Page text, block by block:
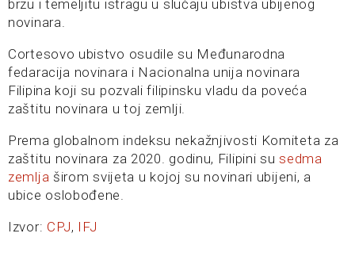
brzu i temeljitu istragu u slučaju ubistva ubijenog
novinara.
Cortesovo ubistvo osudile su Međunarodna
fedaracija novinara i Nacionalna unija novinara
Filipina koji su pozvali filipinsku vladu da poveća
zaštitu novinara u toj zemlji.
Prema globalnom indeksu nekažnjivosti Komiteta za
zaštitu novinara za 2020. godinu, Filipini susedma
zemlja širom svijeta u kojoj su novinari ubijeni, a
ubice oslobođene.
Izvor: CPJ, IFJ